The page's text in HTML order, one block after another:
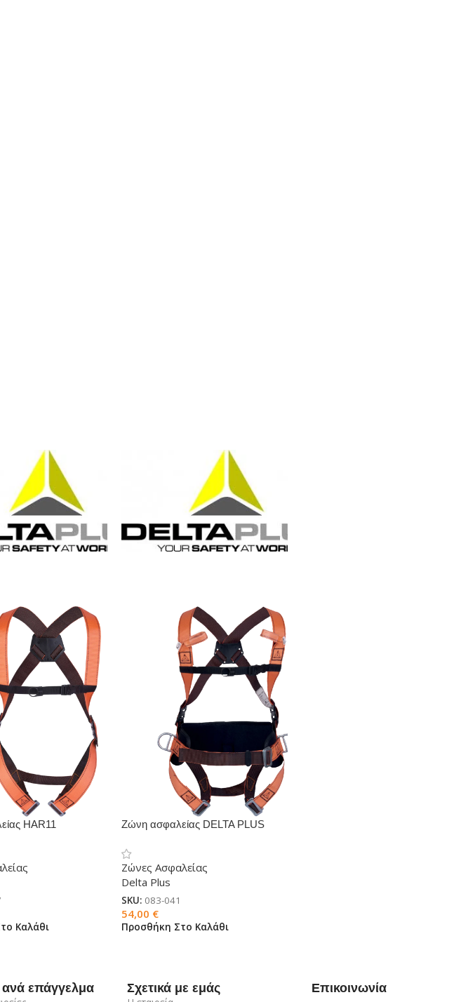
HAR11
Καλάθι
Ζώνη ασφαλείας DELTA PLUS
Ζώνες Ασφαλείας
Delta Plus
SKU: 083-041
54,00 €
Προσθήκη Στο Καλάθι
ανά επάγγελμα Σχετικά με εμάς Επικοινωνία